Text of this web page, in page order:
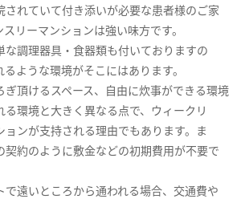
されていて付き添いが必要な患者様のご家
リーマンションは強い味方です。
な調理器具・食器類も付いておりますの
ような環境がそこにはあります。
ぎ頂けるスペース、自由に炊事ができる環境
環境と大きく異なる点で、ウィークリ
ョンが支持される理由でもあります。ま
契約のように敷金などの初期費用が不要で
で遠いところから通われる場合、交通費や